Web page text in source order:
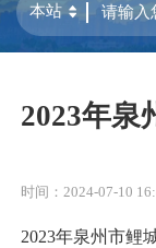
2023年泉
时间：2024-07-10
2023年泉州市鲤